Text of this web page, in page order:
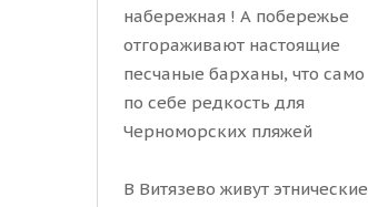
набережная ! А побережье
отгораживают настоящие
песчаные барханы, что само
по себе редкость для
Черноморских пляжей
В Витязево живут этнические